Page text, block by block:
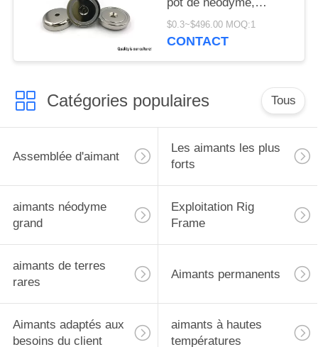
aimants forts de
néodyme avec la vis
$0.3~$496.00 MOQ:1
CONTACT
Catégories populaires Tous
Assemblée d'aimant
Les aimants les plus
forts
aimants néodyme
grand
Exploitation Rig
Frame
aimants de terres
rares
Aimants permanents
Aimants adaptés aux
besoins du client
aimants à hautes
températures